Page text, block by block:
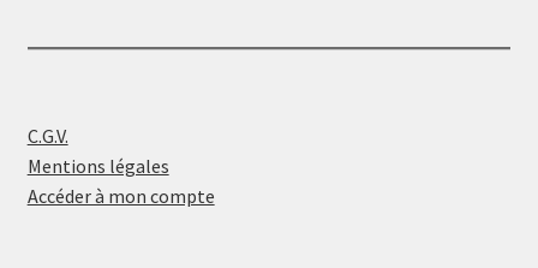
C.G.V.
Mentions légales
Accéder à mon compte